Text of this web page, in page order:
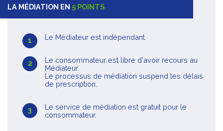
LA MÉDIATION EN 5 POINTS
Le Médiateur est indépendant.
Le consommateur est libre d'avoir recours au
Médiateur.
Le processus de médiation suspend les délais
de prescription.
Le service de médiation est gratuit pour le
consommateur.